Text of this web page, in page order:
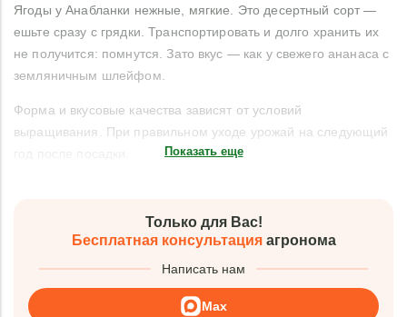
Ягоды у Анабланки нежные, мягкие. Это десертный сорт —
ешьте сразу с грядки. Транспортировать и долго хранить их
не получится: помнутся. Зато вкус — как у свежего ананаса с
земляничным шлейфом.
Форма и вкусовые качества зависят от условий
выращивания. При правильном уходе урожай на следующий
Показать еще
Только для Вас!
Бесплатная консультацияагронома
Написать нам
Max